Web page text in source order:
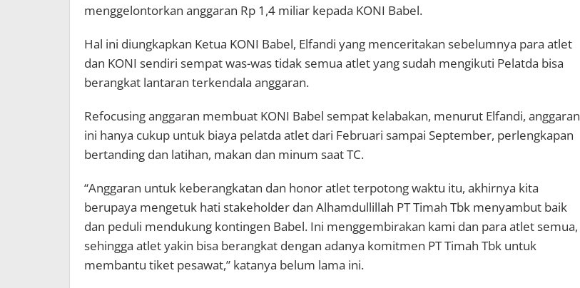
menggelontorkan anggaran Rp 1,4 miliar kepada KONI Babel.
Hal ini diungkapkan Ketua KONI Babel, Elfandi yang menceritakan sebelumnya para atlet
dan KONI sendiri sempat was-was tidak semua atlet yang sudah mengikuti Pelatda bisa
berangkat lantaran terkendala anggaran.
Refocusing anggaran membuat KONI Babel sempat kelabakan, menurut Elfandi, anggaran
ini hanya cukup untuk biaya pelatda atlet dari Februari sampai September, perlengkapan
bertanding dan latihan, makan dan minum saat TC.
“Anggaran untuk keberangkatan dan honor atlet terpotong waktu itu, akhirnya kita
berupaya mengetuk hati stakeholder dan Alhamdullillah PT Timah Tbk menyambut baik
dan peduli mendukung kontingen Babel. Ini menggembirakan kami dan para atlet semua,
sehingga atlet yakin bisa berangkat dengan adanya komitmen PT Timah Tbk untuk
membantu tiket pesawat,” katanya belum lama ini.